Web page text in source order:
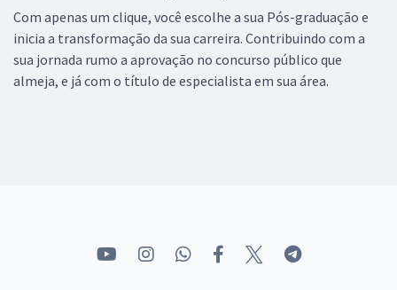
Com apenas um clique, você escolhe a sua Pós-graduação e
inicia a transformação da sua carreira. Contribuindo com a
sua jornada rumo a aprovação no concurso público que
almeja, e já com o título de especialista em sua área.